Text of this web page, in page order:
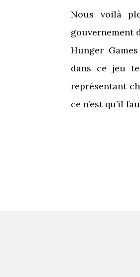
Nous voilà
gouvernement
Hunger
dans ce jeu
représentant
ce n’est qu’il